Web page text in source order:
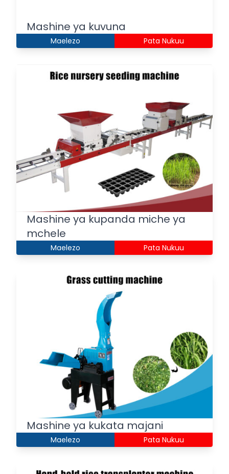
Mashine ya kuvuna
Maelezo Pata Nukuu
Mashine ya kupanda miche ya
mchele
Maelezo Pata Nukuu
Mashine ya kukata majani
Maelezo Pata Nukuu